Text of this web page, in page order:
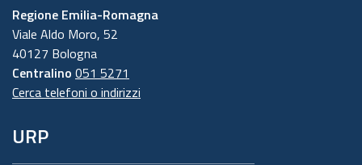
Regione Emilia-Romagna
Viale Aldo Moro, 52
40127 Bologna
Centralino 051 5271
Cerca telefoni o indirizzi
URP